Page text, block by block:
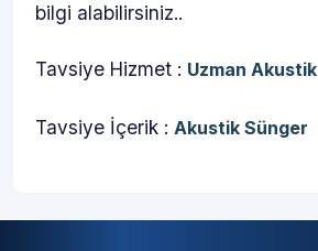
bilgi alabilirsiniz..
Tavsiye Hizmet : Uzman Akustik
Tavsiye İçerik : Akustik Sünger